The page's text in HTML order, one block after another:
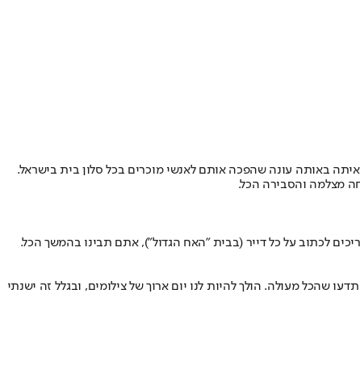
באותה עונה שהפכה אותם לאנשי מוכרים בכל סלון בית בישראל.
מצלמה והסבירה הכל.
לכתוב על כל דייר (בבית "האח הגדול"), אתם תבינו בהמשך הכל.
שהכל מעולה. הולך להיות לנו יום ארוך של צילומים, ובגלל זה ישנתי